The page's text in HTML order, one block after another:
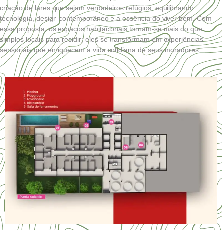
criação de lares que sejam verdadeiros refúgios, equilibrando
tecnologia, design contemporâneo e a essência do viver bem. Com
essa proposta, os espaços habitacionais tornam-se mais do que
simples locais para residir; eles se transformam em experiências
sensoriais que enriquecem a vida cotidiana de seus moradores.